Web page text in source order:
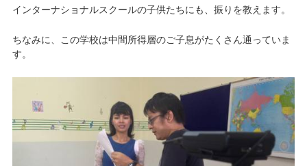
インターナショナルスクールの子供たちにも、振りを教えます。
ちなみに、この学校は中間所得層のご子息がたくさん通っていま
す。